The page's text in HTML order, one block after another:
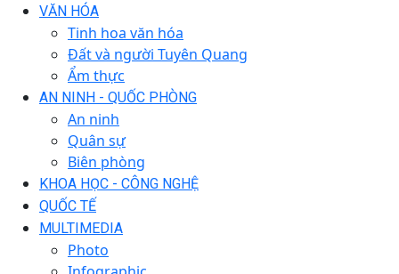
VĂN HÓA
Tinh hoa văn hóa
Đất và người Tuyên Quang
Ẩm thực
AN NINH - QUỐC PHÒNG
An ninh
Quân sự
Biên phòng
KHOA HỌC - CÔNG NGHỆ
QUỐC TẾ
MULTIMEDIA
Photo